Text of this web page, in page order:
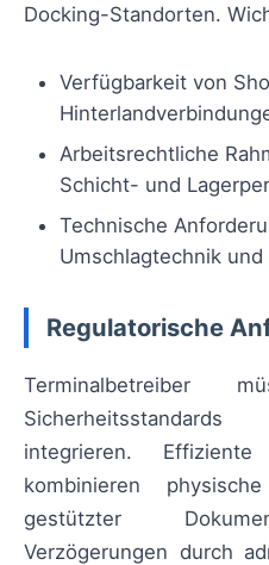
Docking-Standorten.
Verfügbarkeit von
Arbeitsrechtliche
Schicht- und
Technische
Umschlagtechnik
Regulatorische
Terminalbetreiber
integrieren. Effiziente
kombinieren
gestützter
Verzögerungen durch